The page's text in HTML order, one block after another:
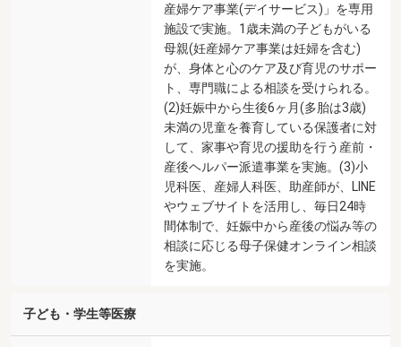
産婦ケア事業(デイサービス)」を専用
施設で実施。1歳未満の子どもがいる
母親(妊産婦ケア事業は妊婦を含む)
が、身体と心のケア及び育児のサポー
ト、専門職による相談を受けられる。
(2)妊娠中から生後6ヶ月(多胎は3歳)
未満の児童を養育している保護者に対
して、家事や育児の援助を行う産前・
産後ヘルパー派遣事業を実施。(3)小
児科医、産婦人科医、助産師が、LINE
やウェブサイトを活用し、毎日24時
間体制で、妊娠中から産後の悩み等の
相談に応じる母子保健オンライン相談
を実施。
子ども・学生等医療